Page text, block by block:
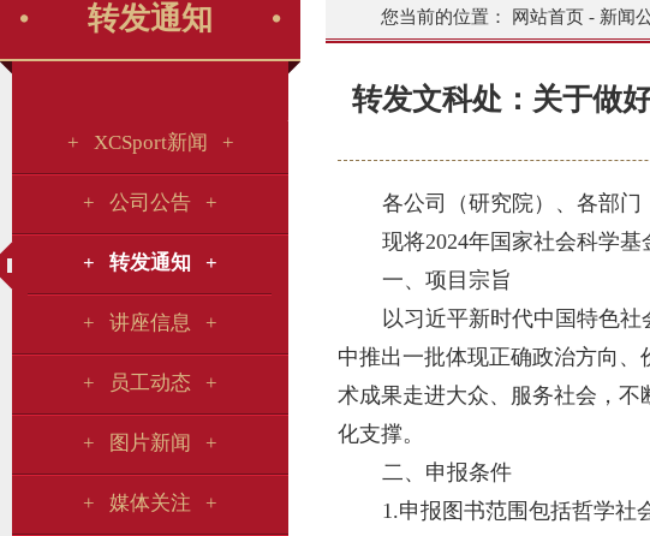
转发通知
+ XCSport新闻 +
+ 公司公告 +
+ 转发通知 +
+ 讲座信息 +
+ 员工动态 +
+ 图片新闻 +
+ 媒体关注 +
您当前的位置： 网站首页 - 新闻
转发文科处：关于做
各公司（研究院）、各部门
现将2024年国家社会科学
一、项目宗旨
以习近平新时代中国特色
中推出一批体现正确政治方向
术成果走进大众、服务社会，
化支撑。
二、申报条件
1.申报图书范围包括哲学社